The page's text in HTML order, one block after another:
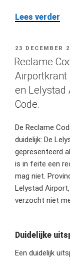
Lees verder
GEPLAATST
OP
23 DECEMBER
Reclame
Airportkrant
en Lelystad
Code.
De Reclame
duidelijk: De
gepresenteerd
is in feite een
mag niet.
Lelystad
verzocht niet
Duidelijke
Een duidelijk